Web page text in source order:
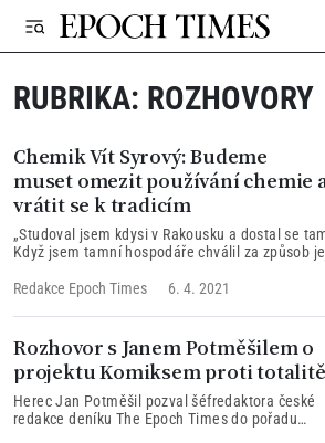
RUBRIKA: ROZHOVORY
Chemik Vít Syrový: Budeme
muset omezit používání chemie
vrátit se k tradicím
„Studoval jsem kdysi v Rakousku a dostal se
Když jsem tamní hospodáře chválil za způsob
způsob hospodaření, protože takto se choval
Redakce Epoch Times 6. 4. 2021
Rozhovor s Janem Potměšilem o
projektu Komiksem proti totalitě
Herec Jan Potměšil pozval šéfredaktora české
redakce deníku The Epoch Times do pořadu